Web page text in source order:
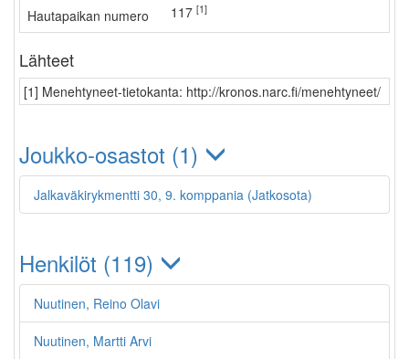
Hautapaikan numero 117 [1]
Lähteet
[1] Menehtyneet-tietokanta: http://kronos.narc.fi/menehtyneet/
Joukko-osastot (1)
Jalkaväkirykmentti 30, 9. komppania (Jatkosota)
Henkilöt (119)
Nuutinen, Reino Olavi
Nuutinen, Martti Arvi